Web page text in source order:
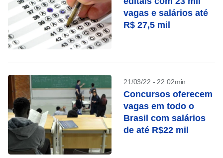
vagas e salários até
R$ 27,5 mil
21/03/22 - 22:02min
Concursos oferecem
vagas em todo o
Brasil com salários
de até R$22 mil